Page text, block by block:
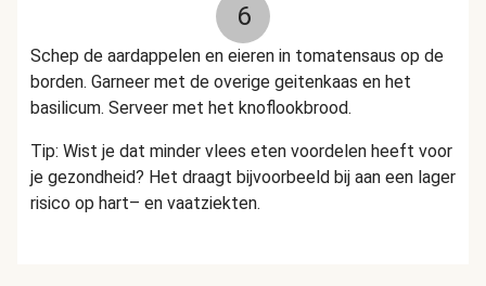
6
Schep de aardappelen en eieren in tomatensaus op de
borden. Garneer met de overige geitenkaas en het
basilicum. Serveer met het knoflookbrood.
Tip: Wist je dat minder vlees eten voordelen heeft voor
je gezondheid? Het draagt bijvoorbeeld bij aan een lager
risico op hart– en vaatziekten.